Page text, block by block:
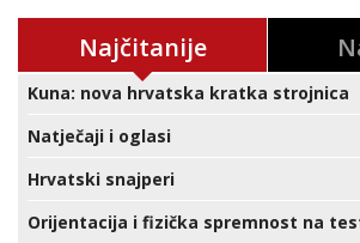
Najčitanije
Kuna: nova hrvatska kratka strojnica
Natječaji i oglasi
Hrvatski snajperi
Orijentacija i fizička spremnost na